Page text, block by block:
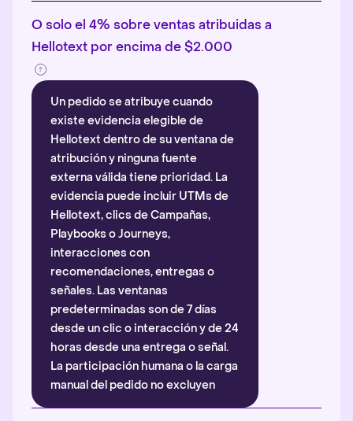
O solo el 4% sobre ventas atribuidas a
Hellotext por encima de $2.000
Un pedido se atribuye cuando
existe evidencia elegible de
Hellotext dentro de su ventana de
atribución y ninguna fuente
externa válida tiene prioridad. La
evidencia puede incluir UTMs de
Hellotext, clics de Campañas,
Playbooks o Journeys,
interacciones con
recomendaciones, entregas o
señales. Las ventanas
predeterminadas son de 7 días
desde un clic o interacción y de 24
horas desde una entrega o señal.
La participación humana o la carga
manual del pedido no excluyen
automáticamente la atribución.